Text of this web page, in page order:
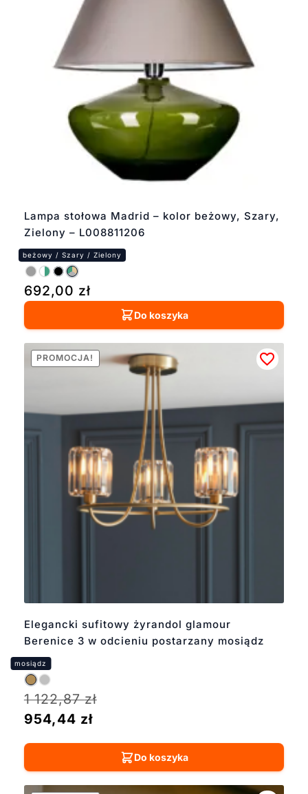
Lampa stołowa Madrid – kolor beżowy, Szary,
Zielony – L008811206
692,00 zł
Do koszyka
Elegancki sufitowy żyrandol glamour
Berenice 3 w odcieniu postarzany mosiądz
PROMOCJA!
1 122,87zł
954,44 zł
Do koszyka